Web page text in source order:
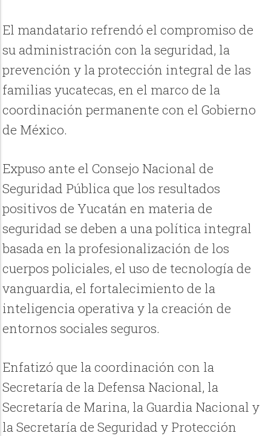
El mandatario refrendó el compromiso de
su administración con la seguridad, la
prevención y la protección integral de las
familias yucatecas, en el marco de la
coordinación permanente con el Gobierno
de México.
Expuso ante el Consejo Nacional de
Seguridad Pública que los resultados
positivos de Yucatán en materia de
seguridad se deben a una política integral
basada en la profesionalización de los
cuerpos policiales, el uso de tecnología de
vanguardia, el fortalecimiento de la
inteligencia operativa y la creación de
entornos sociales seguros.
Enfatizó que la coordinación con la
Secretaría de la Defensa Nacional, la
Secretaría de Marina, la Guardia Nacional y
la Secretaría de Seguridad y Protección